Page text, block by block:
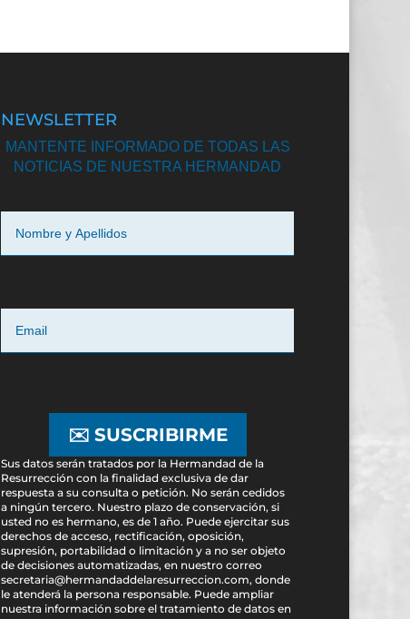
NEWSLETTER
MANTENTE INFORMADO DE TODAS LAS
NOTICIAS DE NUESTRA HERMANDAD
✉️ SUSCRIBIRME
Sus datos serán tratados por la Hermandad de la
Resurrección con la finalidad exclusiva de dar
respuesta a su consulta o petición. No serán cedidos
a ningún tercero. Nuestro plazo de conservación, si
usted no es hermano, es de 1 año. Puede ejercitar sus
derechos de acceso, rectificación, oposición,
supresión, portabilidad o limitación y a no ser objeto
de decisiones automatizadas, en nuestro correo
secretaria@hermandaddelaresurreccion.com, donde
le atenderá la persona responsable. Puede ampliar
nuestra información sobre el tratamiento de datos en